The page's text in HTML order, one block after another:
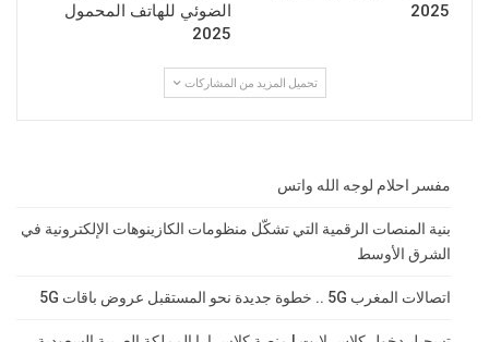
2025
الضوئي للهاتف المحمول
2025
تحميل المزيد من المشاركات
مفسر احلام لوجه الله واتس
بنية المنصات الرقمية التي تشكّل منظومات الكازينوهات الإلكترونية في
الشرق الأوسط
اتصالات المغرب 5G .. خطوة جديدة نحو المستقبل عروض باقات 5G